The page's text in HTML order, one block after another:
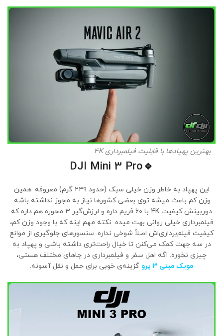
بهترین پهپادها با قابلیت فیلمبرداری 4K
🔹
DJI Mini 3 Pro
این پهپاد به خاطر وزن خیلی سبک (حدود ۲۴۹ گرم) معروفه. همین
وزن کم باعث میشه توی بعضی کشورها نیاز به مجوز نداشته باشه.
دوربینش کیفیت 4K با ۶۰ فریم داره و لرزش‌گیر ۳ محوره هم داره که
فیلمبرداری خیلی روانی بهت میده. نکته مهم اینه که با وجود وزن کم،
کیفیت فیلم‌برداری‌اش اصلاً شوخی نداره. سنسورهای جلوگیری از موانع
در سه جهت کمک می‌کنن تا خیال راحت‌تری داشته باشی و پهپاد به
چیزی نخوره. اگه اهل سفر و فیلمبرداری در جاهای مختلف هستی،
مویک مینی 3 پرو
گزینه‌ی خوبی برای حمل و نقل آسونه.